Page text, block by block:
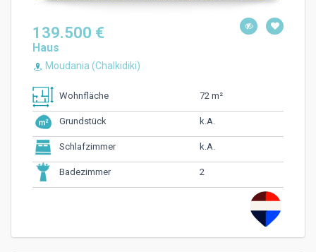
139.500 €
Haus
Moudania (Chalkidiki)
Wohnfläche 72 m²
Grundstück k.A.
Schlafzimmer k.A.
Badezimmer 2